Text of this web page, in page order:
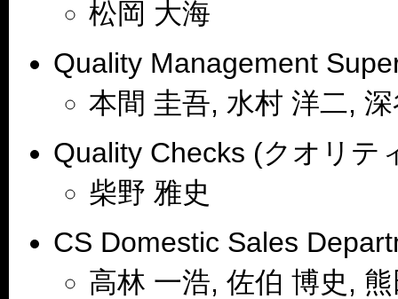
松岡 大海
Quality Management
本間 圭吾, 水村 洋二,
Quality Checks (クオリテ
柴野 雅史
CS Domestic Sales
高林 一浩, 佐伯 博史,